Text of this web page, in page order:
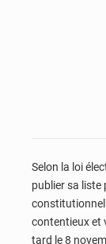
Selon la loi
publier sa liste
contentieux et
tard le 8